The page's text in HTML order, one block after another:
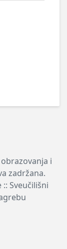
i
zadržana.
Sveučilišni